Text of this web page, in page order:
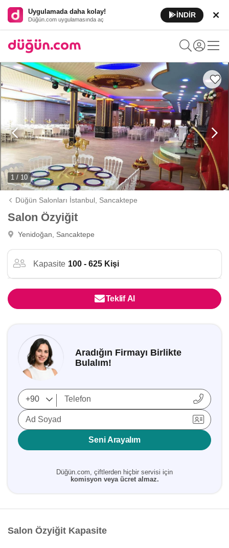
Uygulamada daha kolay!
Düğün.com uygulamasında aç
İNDİR
1 / 10
Düğün Salonları İstanbul, Sancaktepe
Salon Özyiğit
Yenidoğan, Sancaktepe
Kapasite 100 - 625 Kişi
Teklif Al
Aradığın Firmayı Birlikte
Bulalım!
Ad Soyad
Seni Arayalım
Düğün.com, çiftlerden hiçbir servisi için
komisyon veya ücret almaz.
Salon Özyiğit Kapasite